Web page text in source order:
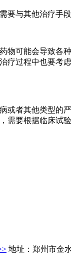
要与其他治疗手段
可能会导致
过程中也要
者其他类型的
要根据临床试
地址：郑州市金